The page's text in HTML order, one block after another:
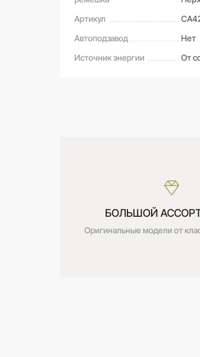
Артикул
Автоподзавод
Нет
Источник энергии
От
БОЛЬШОЙ
Оригинальные модели от